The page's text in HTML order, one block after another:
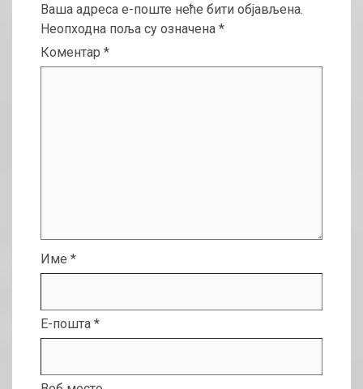
Ваша адреса е-поште неће бити објављена.
Неопходна поља су означена *
Коментар *
Име *
Е-пошта *